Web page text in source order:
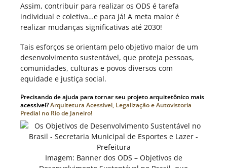
Assim, contribuir para realizar os ODS é tarefa
individual e coletiva…e para já! A meta maior é
realizar mudanças significativas até 2030!
Tais esforços se orientam pelo objetivo maior de um
desenvolvimento sustentável, que proteja pessoas,
comunidades, culturas e povos diversos com
equidade e justiça social.
Precisando de ajuda para tornar seu projeto arquitetônico mais
acessível?Arquitetura Acessível, Legalização e Autovistoria
Predial no Rio de Janeiro!
Imagem: Banner dos ODS – Objetivos de